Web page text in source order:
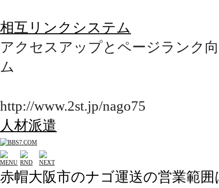
相互リンクシステム
アクセスアップとページランク
ム
http://www.2st.jp/nago75
人材派遣
赤帽大阪市のナゴ運送の営業範